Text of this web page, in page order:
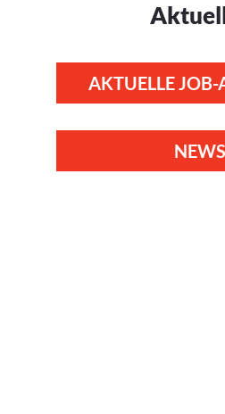
AKTUELLE JOB-
NEWS